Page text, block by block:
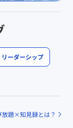
リーダーシップ
放題×知見録とは？